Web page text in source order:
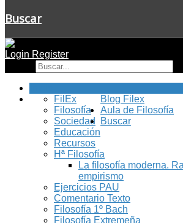
Buscar
Login Register
Blog Filex
FilEx
Filosofía
Sociedad
Educación
Recursos
Aula de Filosofía
Hª Filosofía
La filosofía moderna.
empirismo
Ejercicios PAU
Comentario Texto
Filosofía 1º Bach
Filosofía Extremeña
Buscar